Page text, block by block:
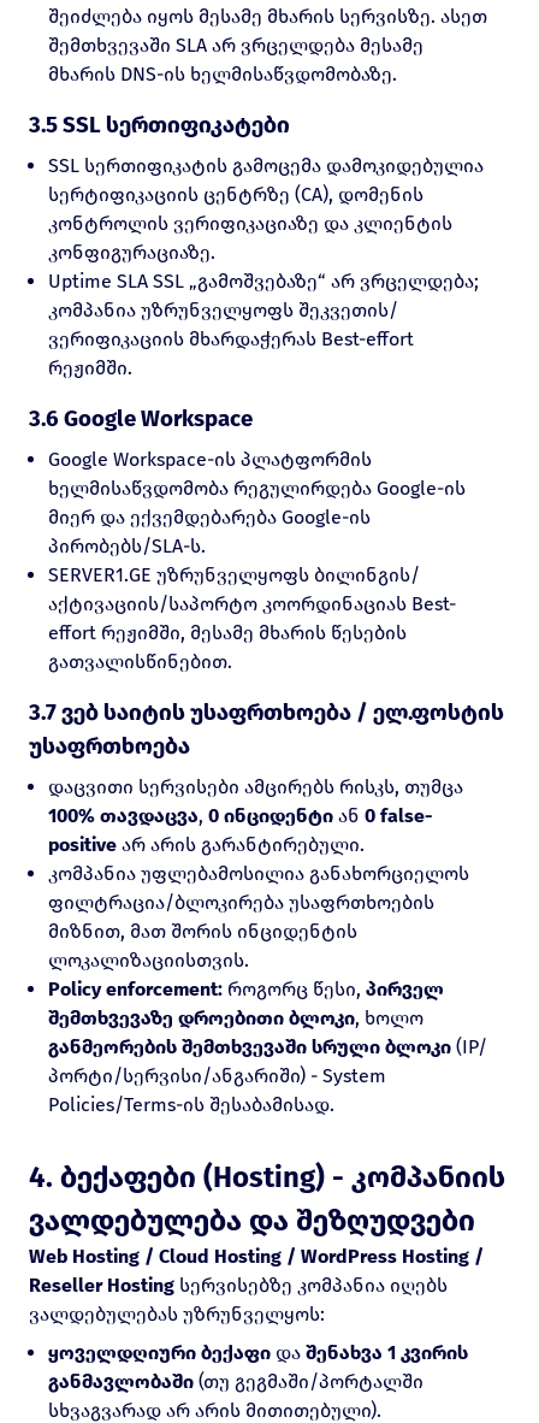
შეიძლება იყოს მესამე მხარის სერვისზე. ასეთ
შემთხვევაში SLA არ ვრცელდება მესამე
მხარის DNS-ის ხელმისაწვდომობაზე.
3.5 SSL სერთიფიკატები
SSL სერთიფიკატის გამოცემა დამოკიდებულია
სერტიფიკაციის ცენტრზე (CA), დომენის
კონტროლის ვერიფიკაციაზე და კლიენტის
კონფიგურაციაზე.
Uptime SLA SSL „გამოშვებაზე“ არ ვრცელდება;
კომპანია უზრუნველყოფს შეკვეთის/
ვერიფიკაციის მხარდაჭერას Best-effort
რეჟიმში.
3.6 Google Workspace
Google Workspace-ის პლატფორმის
ხელმისაწვდომობა რეგულირდება Google-ის
მიერ და ექვემდებარება Google-ის
პირობებს/SLA-ს.
SERVER1.GE უზრუნველყოფს ბილინგის/
აქტივაციის/საპორტო კოორდინაციას Best-
effort რეჟიმში, მესამე მხარის წესების
გათვალისწინებით.
3.7 ვებ საიტის უსაფრთხოება / ელ.ფოსტის
უსაფრთხოება
დაცვითი სერვისები ამცირებს რისკს, თუმცა
100% თავდაცვა, 0 ინციდენტი ან 0 false-
positive არ არის გარანტირებული.
კომპანია უფლებამოსილია განახორციელოს
ფილტრაცია/ბლოკირება უსაფრთხოების
მიზნით, მათ შორის ინციდენტის
ლოკალიზაციისთვის.
Policy enforcement: როგორც წესი, პირველ
შემთხვევაზე დროებითი ბლოკი, ხოლო
განმეორების შემთხვევაში სრული ბლოკი (IP/
პორტი/სერვისი/ანგარიში) - System
Policies/Terms-ის შესაბამისად.
4. ბექაფები (Hosting) - კომპანიის
ვალდებულება და შეზღუდვები
Web Hosting / Cloud Hosting / WordPress Hosting /
Reseller Hosting სერვისებზე კომპანია იღებს
ვალდებულებას უზრუნველყოს:
ყოველდღიური ბექაფი და შენახვა 1 კვირის
განმავლობაში (თუ გეგმაში/პორტალში
სხვაგვარად არ არის მითითებული).